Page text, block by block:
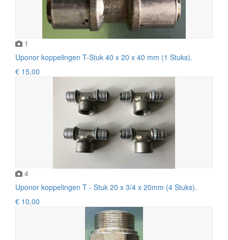
1
Uponor koppelingen T-Stuk 40 x 20 x 40 mm (1 Stuks).
€ 15,00
4
Uponor koppelingen T - Stuk 20 x 3/4 x 20mm (4 Stuks).
€ 10,00